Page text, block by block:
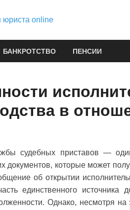
БАНКРОТСТВО ПЕНСИИ
в
судебных приставов —
документов, которые может
об открытии
единственного
Однако, несмотря